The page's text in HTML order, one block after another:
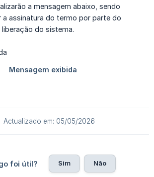
a mensagem abaixo, sendo
a assinatura do termo por parte do
do sistema.
Actualizado em: 05/05/2026
foi útil? Sim Não